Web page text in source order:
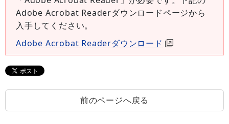
Adobe Acrobat Readerダウンロードページから
入手してください。
Adobe Acrobat Readerダウンロード
前のページへ戻る